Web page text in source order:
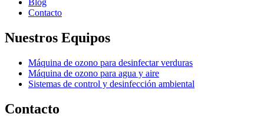
Blog
Contacto
Nuestros Equipos
Máquina de ozono para desinfectar verduras
Máquina de ozono para agua y aire
Sistemas de control y desinfección ambiental
Contacto